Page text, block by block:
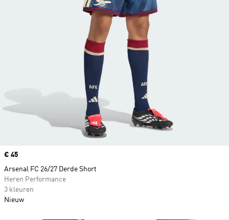
Price
€ 45
Arsenal FC 26/27 Derde Short
Heren Performance
3 kleuren
Nieuw